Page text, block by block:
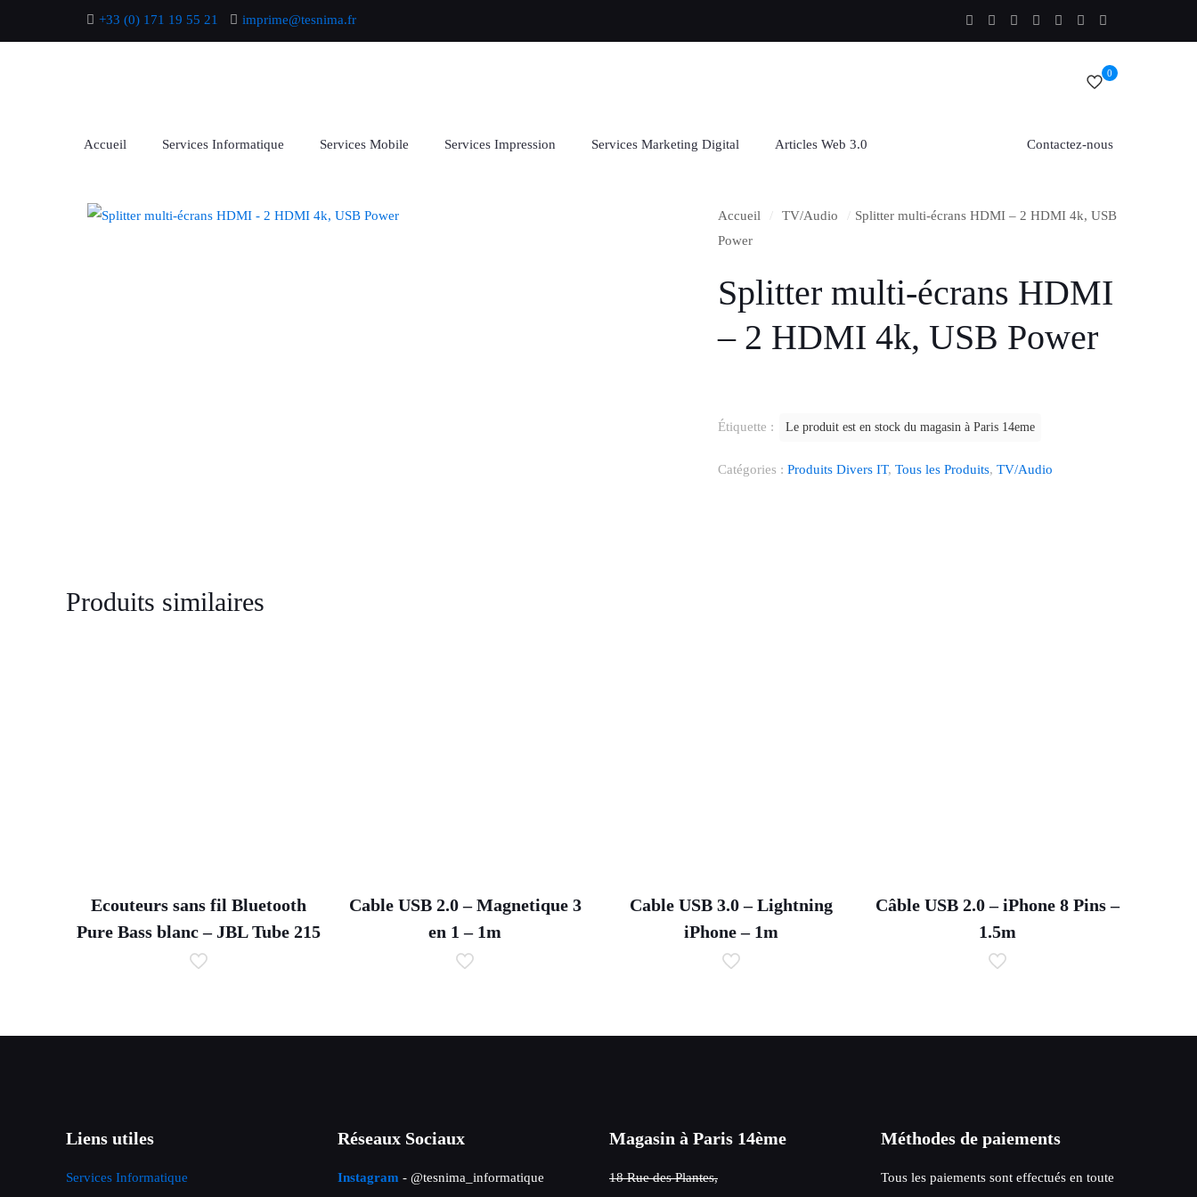
+33 (0) 171 19 55 21 imprime@tesnima.fr
0
Accueil Services Informatique Services Mobile Services Impression Services Marketing Digital Articles Web 3.0 Contactez-nous
Accueil TV/Audio
Splitter multi-écrans HDMI – 2 HDMI 4k, USB
Power
Splitter multi-écrans HDMI
– 2 HDMI 4k, USB Power
Étiquette : Le produit est en stock du magasin à Paris 14eme
Catégories : Produits Divers IT, Tous les Produits, TV/Audio
Produits similaires
Ecouteurs sans fil Bluetooth
Pure Bass blanc – JBL Tube 215
Cable USB 2.0 – Magnetique 3
en 1 – 1m
Cable USB 3.0 – Lightning
iPhone – 1m
Câble USB 2.0 – iPhone 8 Pins –
1.5m
Liens utiles
Services Informatique
Réseaux Sociaux
Instagram - @tesnima_informatique
Magasin à Paris 14ème
18 Rue des Plantes,
Méthodes de paiements
Tous les paiements sont effectués en toute